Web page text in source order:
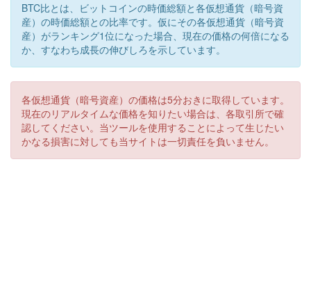
BTC比とは、ビットコインの時価総額と各仮想通貨（暗号資
産）の時価総額との比率です。仮にその各仮想通貨（暗号資
産）がランキング1位になった場合、現在の価格の何倍になる
か、すなわち成長の伸びしろを示しています。
各仮想通貨（暗号資産）の価格は5分おきに取得しています。
現在のリアルタイムな価格を知りたい場合は、各取引所で確
認してください。当ツールを使用することによって生じたい
かなる損害に対しても当サイトは一切責任を負いません。